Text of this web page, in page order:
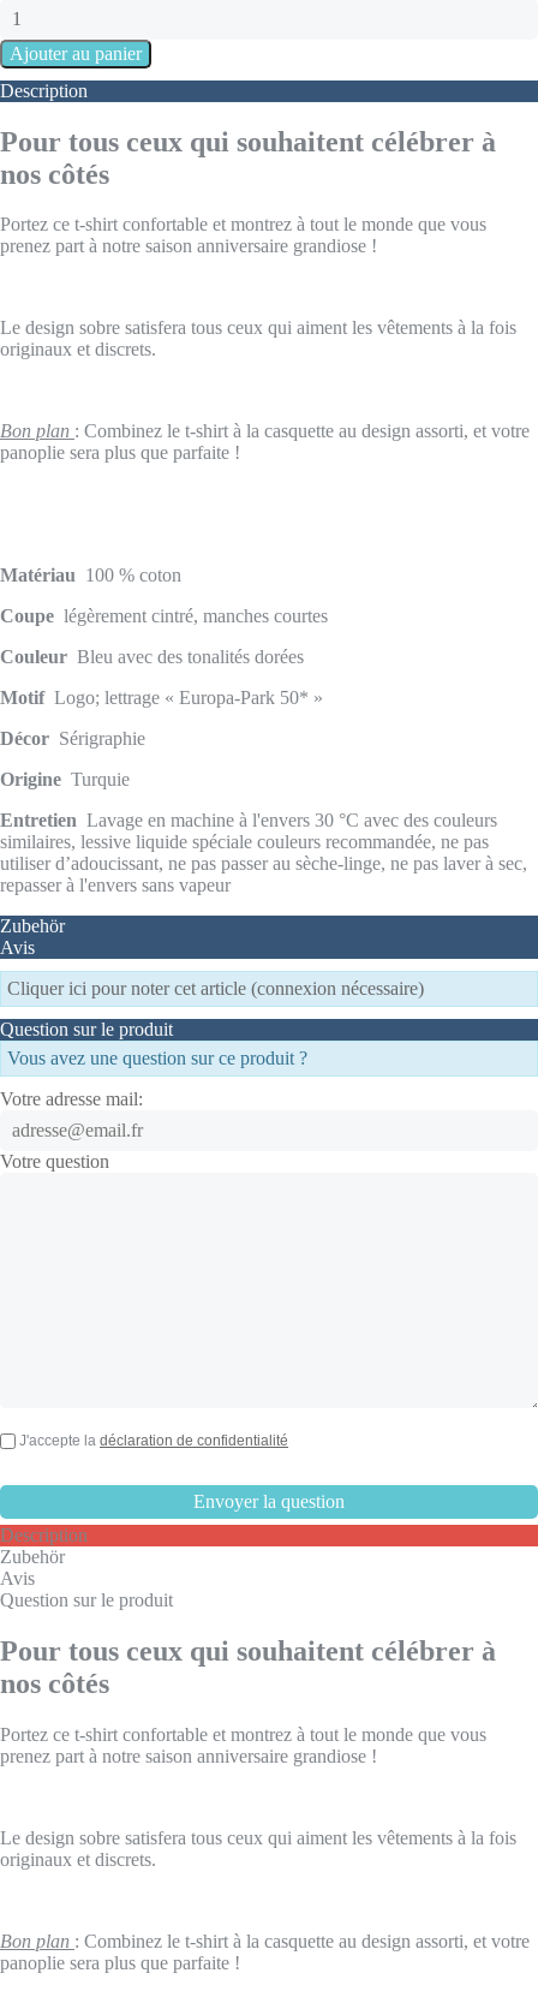
Description
Pour tous ceux qui souhaitent célébrer à
nos côtés
Portez ce t-shirt confortable et montrez à tout le monde que vous
prenez part à notre saison anniversaire grandiose !
Le design sobre satisfera tous ceux qui aiment les vêtements à la fois
originaux et discrets.
Bon plan : Combinez le t-shirt à la casquette au design assorti, et votre
panoplie sera plus que parfaite !
Matériau 100 % coton
Coupe légèrement cintré, manches courtes
Couleur Bleu avec des tonalités dorées
MotifLogo; lettrage « Europa-Park 50* »
Décor Sérigraphie
Origine Turquie
Entretien Lavage en machine à l'envers 30 °C avec des couleurs
similaires, lessive liquide spéciale couleurs recommandée, ne pas
utiliser d’adoucissant, ne pas passer au sèche-linge, ne pas laver à sec,
repasser à l'envers sans vapeur
Zubehör
Avis
Cliquer ici pour noter cet article (connexion nécessaire)
Question sur le produit
Vous avez une question sur ce produit ?
Votre adresse mail:
Votre question
J'accepte la déclaration de confidentialité
Description
Zubehör
Avis
Question sur le produit
Pour tous ceux qui souhaitent célébrer à
nos côtés
Portez ce t-shirt confortable et montrez à tout le monde que vous
prenez part à notre saison anniversaire grandiose !
Le design sobre satisfera tous ceux qui aiment les vêtements à la fois
originaux et discrets.
Bon plan : Combinez le t-shirt à la casquette au design assorti, et votre
panoplie sera plus que parfaite !